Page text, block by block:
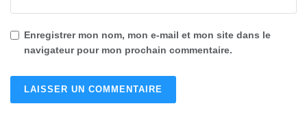
Enregistrer mon nom, mon e-mail et mon site dans le
navigateur pour mon prochain commentaire.